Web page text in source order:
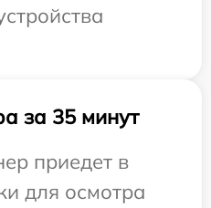
за 35 минут
приедет в
для осмотра